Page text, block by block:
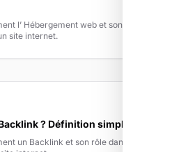
l’ Hébergement web et son rôle dans
site internet.
? Définition simple
un Backlink et son rôle dans le